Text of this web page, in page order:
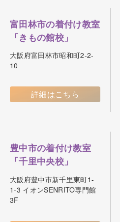
富田林市の着付け教室
「きもの館校」
大阪府富田林市昭和町2-2-
10
詳細はこちら
豊中市の着付け教室
「千里中央校」
大阪府豊中市新千里東町1-
1-3 イオンSENRITO専門館
3F